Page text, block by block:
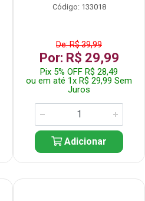
Código: 133018
De: R$ 39,99
Por: R$ 29,99
Pix 5% OFF R$ 28,49
ou em até 1x R$ 29,99 Sem
Juros
Adicionar